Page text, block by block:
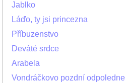
Jablko
Láďo, ty jsi princezna
Příbuzenstvo
Deváté srdce
Arabela
Vondráčkovo pozdní odpoledne